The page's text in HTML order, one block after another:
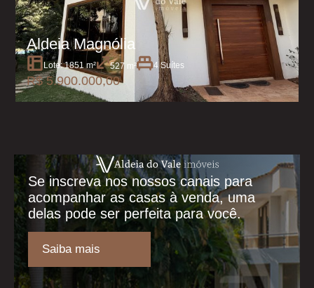
Aldeia Magnólia
Lote: 1851 m² 527 m² 4 Suítes
R$ 5.900.000,00
Se inscreva nos nossos canais para
acompanhar as casas à venda, uma
delas pode ser perfeita para você.
Saiba mais